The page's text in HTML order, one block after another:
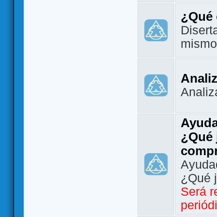
¿Qué
¿Qué
¿Qué
Será